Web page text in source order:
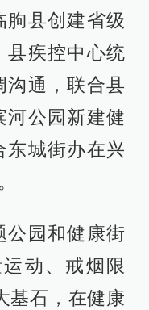
朐县创建省级
县疾控中心统
沟通，联合县
河公园新建健
东城街办在兴
公园和健康街
动、戒烟限
基石，在健康